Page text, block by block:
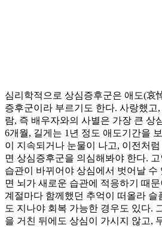
심리학적으로 상심증후군은 애도(哀
증후군이라 부르기도 한다. 사랑했고
람, 즉 배우자와의 사별은 가장 큰 상
6개월, 길게는 1년 정도 애도기간을
이 지속되거나 눈물이 나고, 이전처
면 상심증후군을 의심해봐야 한다.
습관이 바뀌어야 상심에서 벗어날 수
면 뇌가 새로운 습관에 적응하기 때문
계절마다 함께했던 추억이 떠올라 슬
도 지나야 회복 가능한 경우도 있다.
을 거친 뒤에도 상심이 가시지 않고,